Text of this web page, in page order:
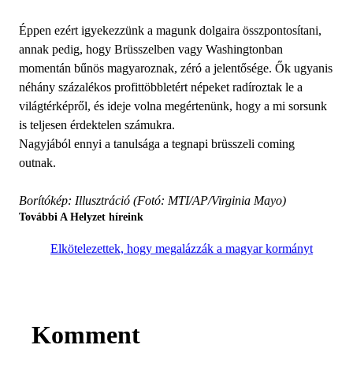
Éppen ezért igyekezzünk a magunk dolgaira összpontosítani,
annak pedig, hogy Brüsszelben vagy Washingtonban
momentán bűnös magyaroznak, zéró a jelentősége. Ők ugyanis
néhány százalékos profittöbbletért népeket radíroztak le a
világtérképről, és ideje volna megértenünk, hogy a mi sorsunk
is teljesen érdektelen számukra.
Nagyjából ennyi a tanulsága a tegnapi brüsszeli coming
outnak.
Borítókép: Illusztráció (Fotó: MTI/AP/Virginia Mayo)
További A Helyzet híreink
Elkötelezettek, hogy megalázzák a magyar kormányt
Komment